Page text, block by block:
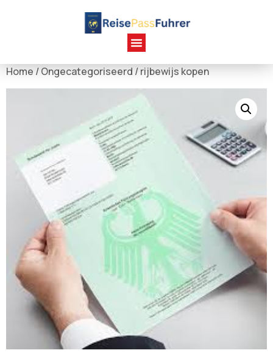
Home /Ongecategoriseerd / rijbewijs kopen